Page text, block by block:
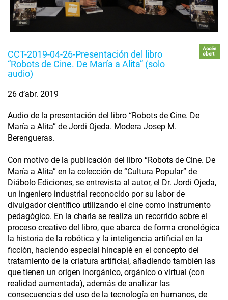
CCT-2019-04-26-Presentación del libro
“Robots de Cine. De María a Alita” (solo
audio)
Accés
obert
26 d’abr. 2019
Audio de la presentación del libro “Robots de Cine. De
María a Alita” de Jordi Ojeda. Modera Josep M.
Berengueras.
Con motivo de la publicación del libro “Robots de Cine. De
María a Alita” en la colección de “Cultura Popular” de
Diábolo Ediciones, se entrevista al autor, el Dr. Jordi Ojeda,
un ingeniero industrial reconocido por su labor de
divulgador científico utilizando el cine como instrumento
pedagógico. En la charla se realiza un recorrido sobre el
proceso creativo del libro, que abarca de forma cronológica
la historia de la robótica y la inteligencia artificial en la
ficción, haciendo especial hincapié en el concepto del
tratamiento de la criatura artificial, añadiendo también las
que tienen un origen inorgánico, orgánico o virtual (con
realidad aumentada), además de analizar las
consecuencias del uso de la tecnología en humanos, de